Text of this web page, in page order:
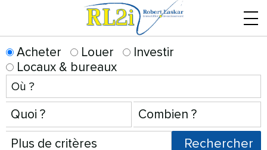
Acheter Louer
Investir
Locaux & bureaux